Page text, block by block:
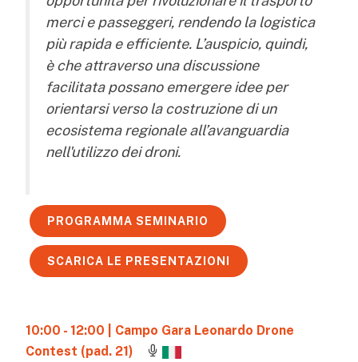
merci e passeggeri, rendendo la logistica
più rapida e efficiente. L’auspicio, quindi,
è che attraverso una discussione
facilitata possano emergere idee per
orientarsi verso la costruzione di un
ecosistema regionale all’avanguardia
nell'utilizzo dei droni.
PROGRAMMA SEMINARIO
SCARICA LE PRESENTAZIONI
10:00 - 12:00 | Campo Gara Leonardo Drone
Contest (pad. 21)